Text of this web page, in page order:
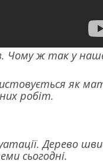
Чому ж так у
як
робіт.
Дерево
сьогодні.